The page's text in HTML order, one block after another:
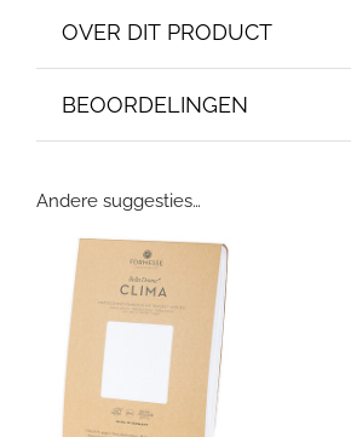
OVER DIT PRODUCT
BEOORDELINGEN
Andere suggesties…